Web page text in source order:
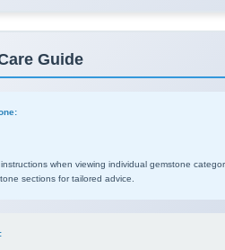
Guide
when viewing individual gemstone
sections for tailored advice.